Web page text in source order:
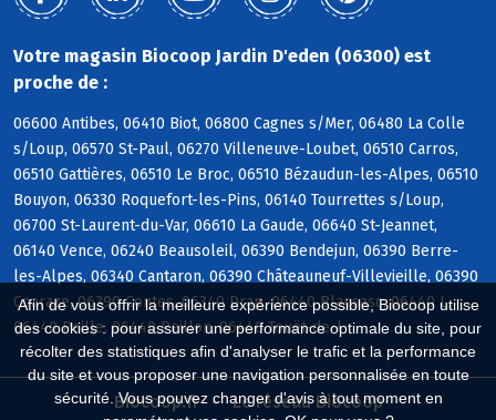
Afin de vous offrir la meilleure expérience possible, Biocoop utilise
des cookies : pour assurer une performance optimale du site, pour
récolter des statistiques afin d'analyser le trafic et la performance
du site et vous proposer une navigation personnalisée en toute
sécurité. Vous pouvez changer d'avis à tout moment en
Votre magasin Biocoop Jardin D'eden (06300) est
proche de :
06600 Antibes, 06410 Biot, 06800 Cagnes s/Mer, 06480 La Colle
s/Loup, 06570 St-Paul, 06270 Villeneuve-Loubet, 06510 Carros,
06510 Gattières, 06510 Le Broc, 06510 Bézaudun-les-Alpes, 06510
Bouyon, 06330 Roquefort-les-Pins, 06140 Tourrettes s/Loup,
06700 St-Laurent-du-Var, 06610 La Gaude, 06640 St-Jeannet,
06140 Vence, 06240 Beausoleil, 06390 Bendejun, 06390 Berre-
les-Alpes, 06340 Cantaron, 06390 Châteauneuf-Villevieille, 06390
Coaraze, 06390 Contes, 06340 Drap, 06440 Blausasc, 06440 L,
06440 Peille, 06440 Peillon, 06440 Touët-de-l
Biocoop.fr Le réseau Biocoop